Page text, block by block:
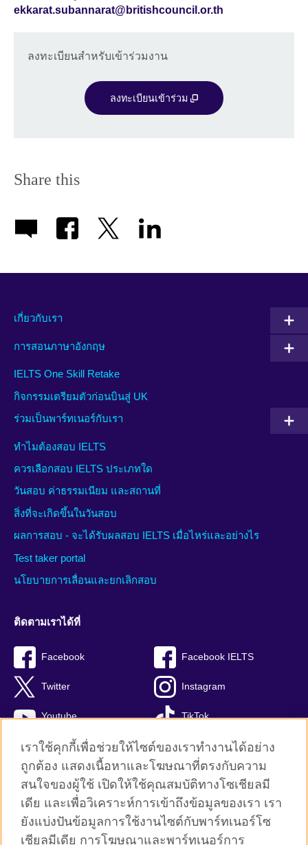
ekkarat.subannarat@britishcouncil.or.th
ลงทะเบียนสำหรับเข้าร่วมงาน
ลงทะเบียนเข้าร่วม
Share this
เกี่ยวกับเรา
การสอนภาษาอังกฤษ
IELTS One Skill Retake
กิจกรรมเตรียมตัวก่อนบินสู่ UK
ร่วมเป็นพาร์ทเนอร์กับเรา
ทำไมต้องสอบ IELTS
ควรเลือกสอบ IELTS ประเภทใด
วันสอบ ค่าธรรมเนียม และสถานที่
สิ่งที่จะเกิดขึ้นในวันสอบ
ผลการสอบ - จะได้รับผลสอบ IELTS เมื่อไหร่และอย่างไร
Test taker portal
นโยบายการเลื่อนและยกเลิกสอบ
ติดตามเราได้ที่
Facebook Facebook IELTS
Twitter Instagram
Youtube TikTok
British Council global
Privacy and terms
Terms and conditions of sale
เราใช้คุกกี้เพื่อช่วยให้ไซต์ของเราทำงานได้อย่าง
ถูกต้อง แสดงเนื้อหาและโฆษณาที่ตรงกับความ
สนใจของผู้ใช้ เปิดให้ใช้คุณสมบัติทางโซเชียลมี
เดีย และเพื่อวิเคราะห์การเข้าถึงข้อมูลของเรา เรา
ยังแบ่งปันข้อมูลการใช้งานไซต์กับพาร์ทเนอร์โซ
เชียลมีเดีย การโฆษณาและพาร์ทเนอร์การ